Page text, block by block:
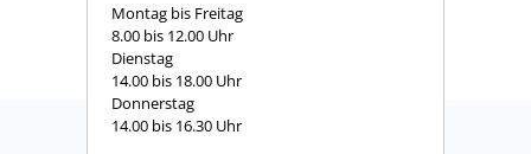
Montag bis Freitag
8.00 bis 12.00 Uhr
Dienstag
14.00 bis 18.00 Uhr
Donnerstag
14.00 bis 16.30 Uhr